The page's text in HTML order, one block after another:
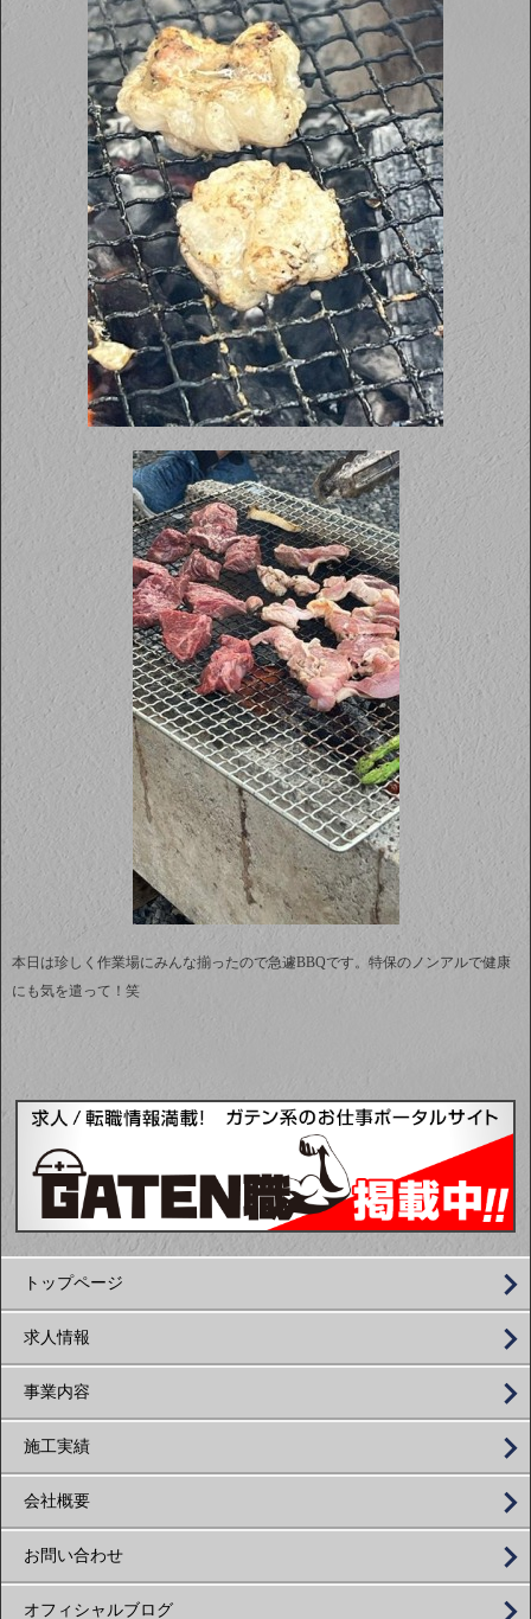
本日は珍しく作業場にみんな揃ったので急遽BBQです。特保のノンアルで健康
にも気を遣って！笑
トップページ
求人情報
事業内容
施工実績
会社概要
お問い合わせ
オフィシャルブログ